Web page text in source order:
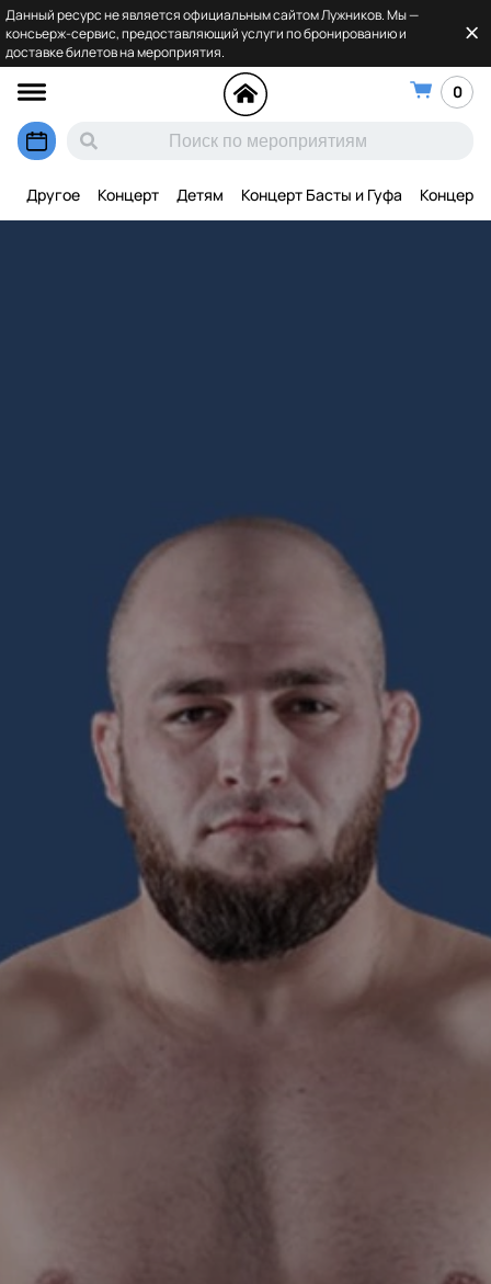
Данный ресурс не является официальным сайтом Лужников. Мы —
консьерж-сервис, предоставляющий услуги по бронированию и
доставке билетов на мероприятия.
0
Другое Концерт Детям Концерт Басты и Гуфа Концерт